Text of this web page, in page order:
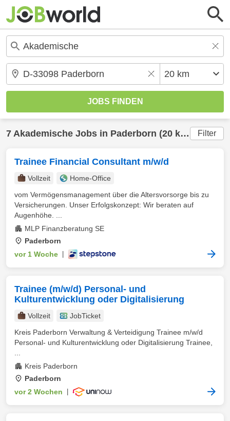
7 Akademische Jobs in Paderborn (20 km) gefunden Filter
Trainee Financial Consultant m/w/d
Vollzeit
Home-Office
vom Vermögensmanagement über die Altersvorsorge bis zu
Versicherungen. Unser Erfolgskonzept: Wir beraten auf
Augenhöhe. ...
MLP Finanzberatung SE
Paderborn
vor 1 Woche
Trainee (m/w/d) Personal- und
Kulturentwicklung oder Digitalisierung
Vollzeit
JobTicket
Kreis Paderborn Verwaltung & Verteidigung Trainee m/w/d
Personal- und Kulturentwicklung oder Digitalisierung Trainee,
Kreis Paderborn
Paderborn
vor 2 Wochen